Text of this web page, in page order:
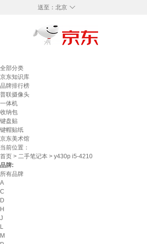
◇
送至： 北京
全部分类
京东知识库
品牌排行榜
普联摄像头
一体机
收纳包
键盘贴
键帽贴纸
京东美术馆
当前位置：
首页 > 二手笔记本 > y430p i5-4210
品牌:
所有品牌
A
C
D
H
J
L
M